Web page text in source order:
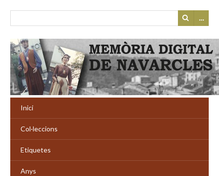
…
Inici
Col·leccions
Etiquetes
Anys